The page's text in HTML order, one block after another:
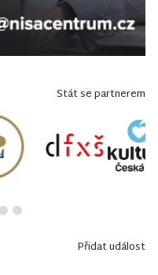
Stát se partnerem
Přidat událost